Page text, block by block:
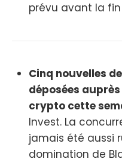
prévu avant la fin
Cinq nouvelles
déposées auprès
crypto cette
Invest. La
jamais été aussi
domination de